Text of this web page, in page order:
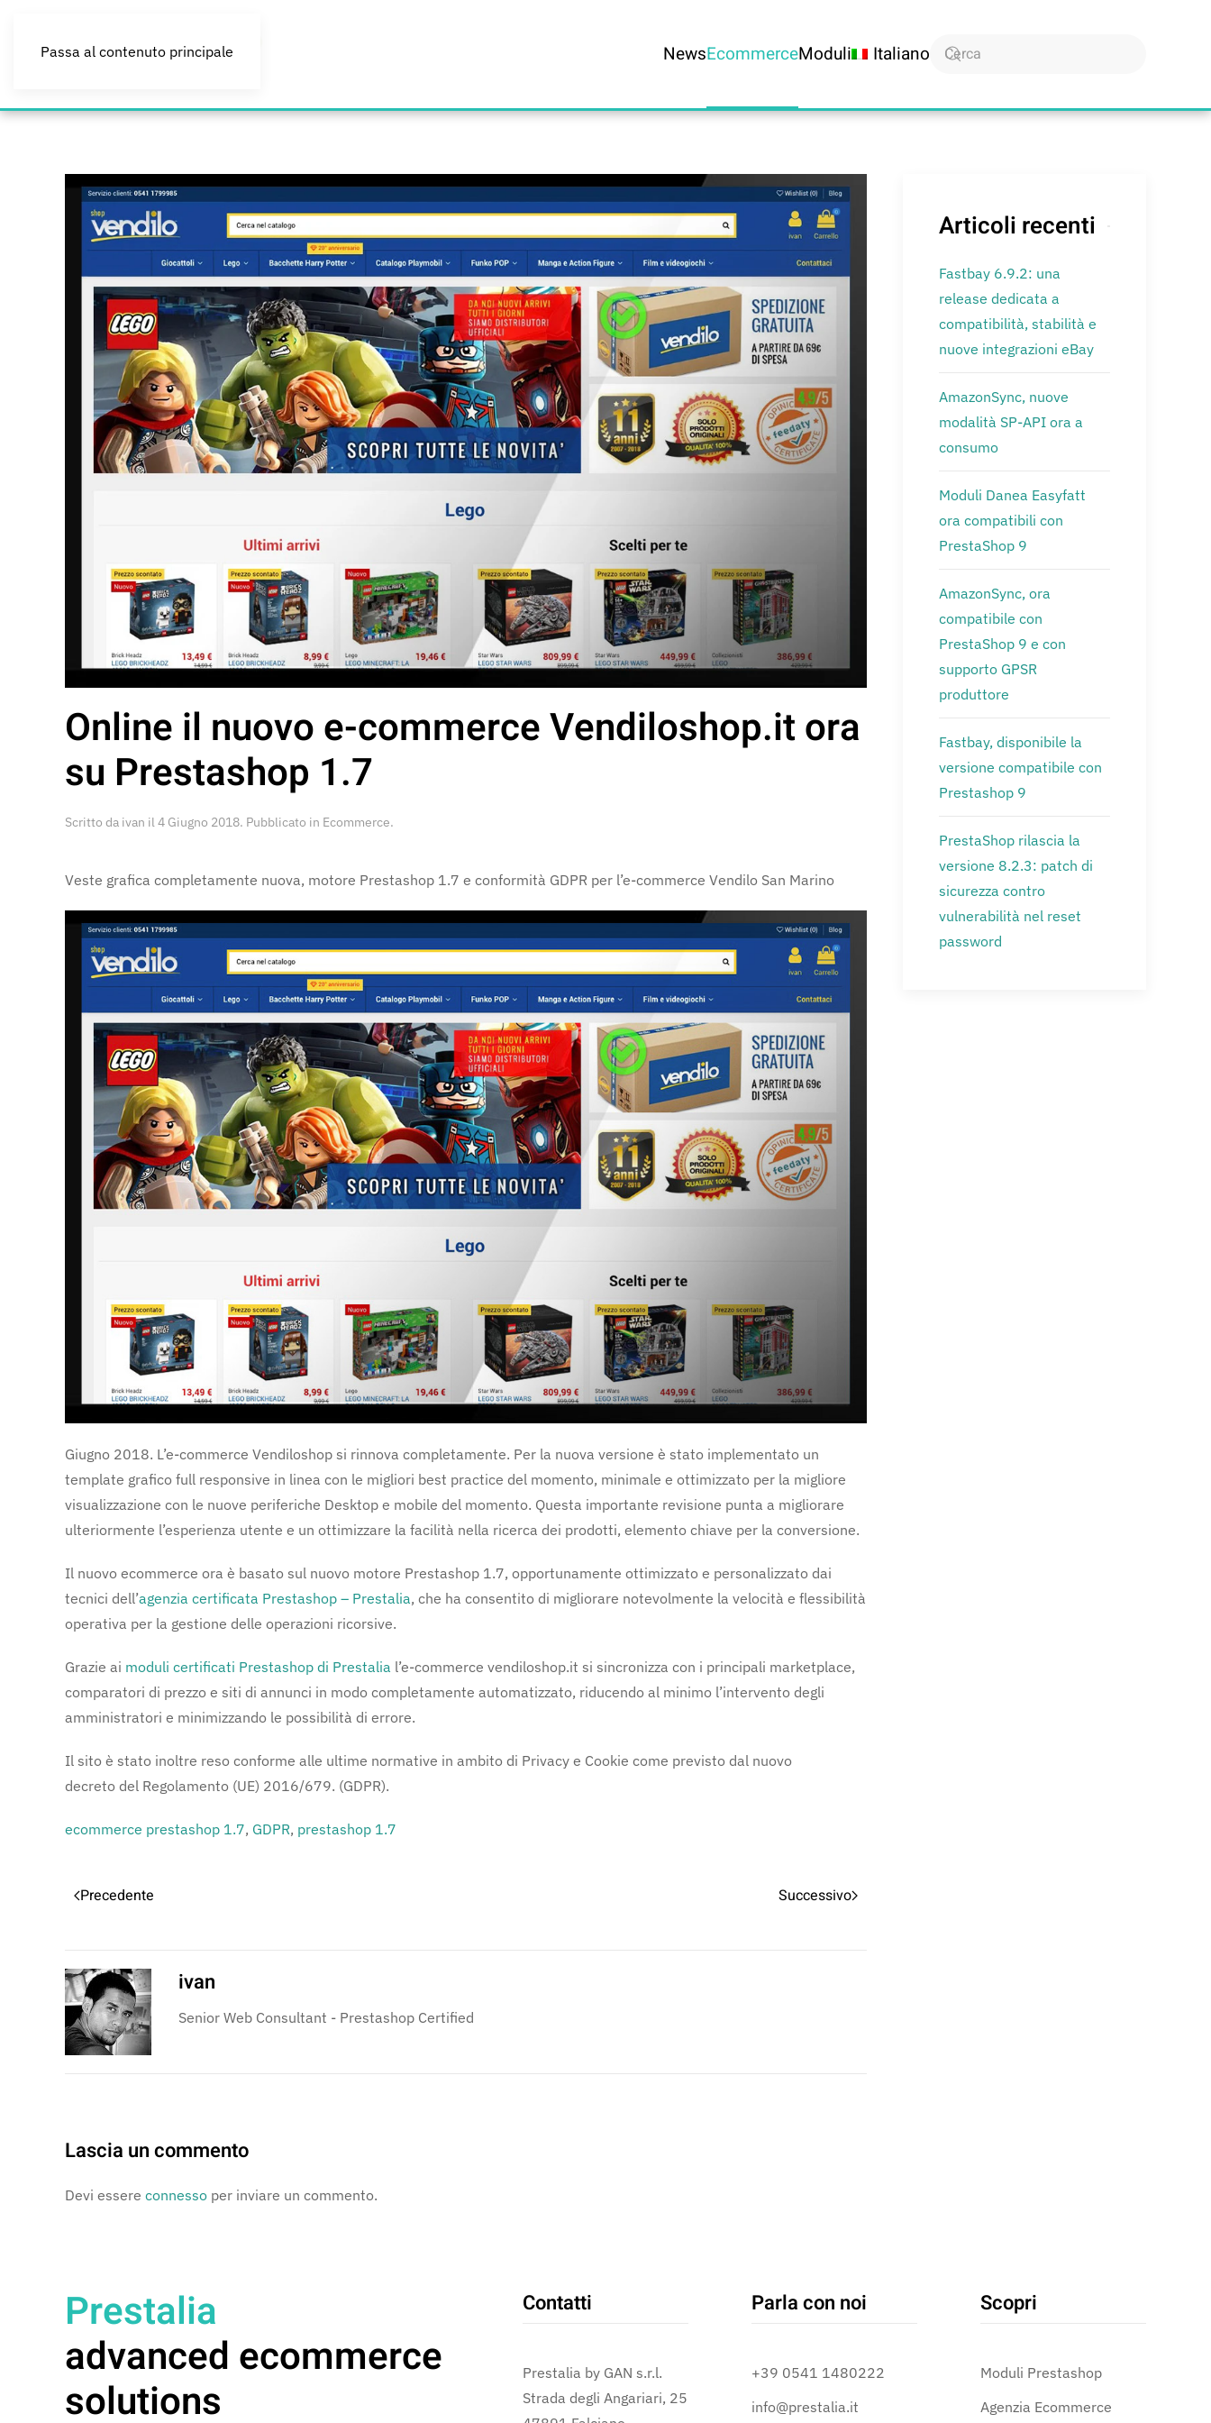
Passa al contenuto principale NewsEcommerceModuli Italiano
Online il nuovo e-commerce Vendiloshop.it ora
su Prestashop 1.7
Scritto da ivan il 4 Giugno 2018. Pubblicato in Ecommerce.
Veste grafica completamente nuova, motore Prestashop 1.7 e conformità GDPR per l’e-commerce Vendilo San Marino
Giugno 2018. L’e-commerce Vendiloshop si rinnova completamente. Per la nuova versione è stato implementato un
template grafico full responsive in linea con le migliori best practice del momento, minimale e ottimizzato per la migliore
visualizzazione con le nuove periferiche Desktop e mobile del momento. Questa importante revisione punta a migliorare
ulteriormente l’esperienza utente e un ottimizzare la facilità nella ricerca dei prodotti, elemento chiave per la conversione.
Il nuovo ecommerce ora è basato sul nuovo motore Prestashop 1.7, opportunamente ottimizzato e personalizzato dai
tecnici dell’agenzia certificata Prestashop – Prestalia, che ha consentito di migliorare notevolmente la velocità e flessibilità
operativa per la gestione delle operazioni ricorsive.
Grazie ai moduli certificati Prestashop di Prestalia l’e-commerce vendiloshop.it si sincronizza con i principali marketplace,
comparatori di prezzo e siti di annunci in modo completamente automatizzato, riducendo al minimo l’intervento degli
amministratori e minimizzando le possibilità di errore.
Il sito è stato inoltre reso conforme alle ultime normative in ambito di Privacy e Cookie come previsto dal nuovo
decreto del Regolamento (UE) 2016/679. (GDPR).
ecommerce prestashop 1.7, GDPR, prestashop 1.7
Precedente Successivo
ivan
Senior Web Consultant - Prestashop Certified
Lascia un commento
Devi essere connesso per inviare un commento.
Articoli recenti
Fastbay 6.9.2: una
release dedicata a
compatibilità, stabilità e
nuove integrazioni eBay
AmazonSync, nuove
modalità SP-API ora a
consumo
Moduli Danea Easyfatt
ora compatibili con
PrestaShop 9
AmazonSync, ora
compatibile con
PrestaShop 9 e con
supporto GPSR
produttore
Fastbay, disponibile la
versione compatibile con
Prestashop 9
PrestaShop rilascia la
versione 8.2.3: patch di
sicurezza contro
vulnerabilità nel reset
password
Prestalia
advanced ecommerce
solutions
Contatti
Prestalia by GAN s.r.l.
Strada degli Angariari, 25
Parla con noi
+39 0541 1480222
info@prestalia.it
Scopri
Moduli Prestashop
Agenzia Ecommerce